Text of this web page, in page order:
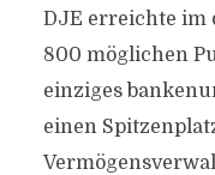
DJE erreichte im
800 möglichen
einziges
einen